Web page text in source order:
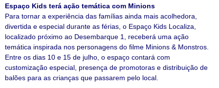
Espaço Kids terá ação temática com Minions
Para tornar a experiência das famílias ainda mais acolhedora,
divertida e especial durante as férias, o Espaço Kids Localiza,
localizado próximo ao Desembarque 1, receberá uma ação
temática inspirada nos personagens do filme Minions & Monstros.
Entre os dias 10 e 15 de julho, o espaço contará com
customização especial, presença de promotoras e distribuição de
balões para as crianças que passarem pelo local.